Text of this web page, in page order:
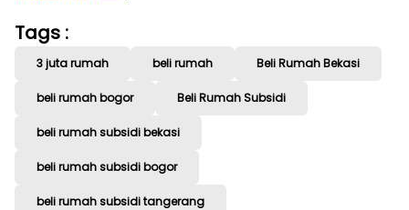
Tags :
3 juta rumah beli rumah Beli Rumah Bekasi
beli rumah bogor Beli Rumah Subsidi
beli rumah subsidi bekasi
beli rumah subsidi bogor
beli rumah subsidi tangerang